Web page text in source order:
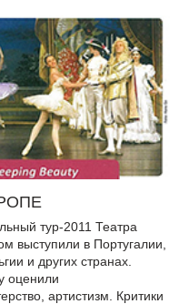
тур-2011 Театра
выступили в Португалии,
и других странах.
оценили
артистизм. Критики